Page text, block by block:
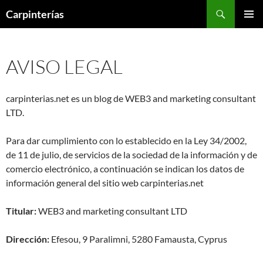
Carpinterías
AVISO LEGAL
carpinterias.net es un blog de WEB3 and marketing consultant
LTD.
Para dar cumplimiento con lo establecido en la Ley 34/2002,
de 11 de julio, de servicios de la sociedad de la información y de
comercio electrónico, a continuación se indican los datos de
información general del sitio web carpinterias.net
Titular:WEB3 and marketing consultant LTD
Dirección: Efesou, 9 Paralimni, 5280 Famausta, Cyprus